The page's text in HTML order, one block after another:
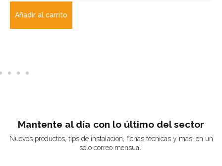
al carrito
Mantente al día con lo último del sector
Nuevos productos, tips de instalación, fichas técnicas y más, en un
solo correo mensual.